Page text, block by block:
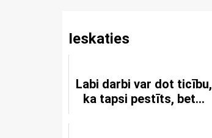
Ieskaties
Labi darbi var dot ticību,
ka tapsi pestīts, bet...